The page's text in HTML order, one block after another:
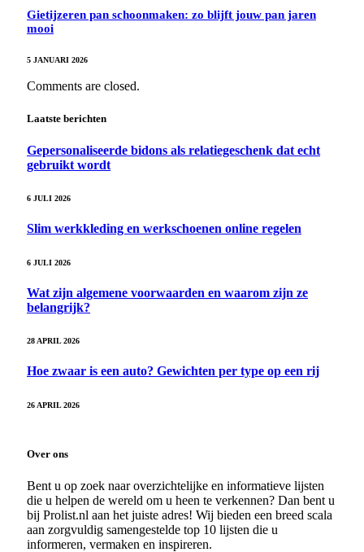
Gietijzeren pan schoonmaken: zo blijft jouw pan jaren
mooi
5 JANUARI 2026
Comments are closed.
Laatste berichten
Gepersonaliseerde bidons als relatiegeschenk dat echt
gebruikt wordt
6 JULI 2026
Slim werkkleding en werkschoenen online regelen
6 JULI 2026
Wat zijn algemene voorwaarden en waarom zijn ze
belangrijk?
28 APRIL 2026
Hoe zwaar is een auto? Gewichten per type op een rij
26 APRIL 2026
Over ons
Bent u op zoek naar overzichtelijke en informatieve lijsten
die u helpen de wereld om u heen te verkennen? Dan bent u
bij Prolist.nl aan het juiste adres! Wij bieden een breed scala
aan zorgvuldig samengestelde top 10 lijsten die u
informeren, vermaken en inspireren.